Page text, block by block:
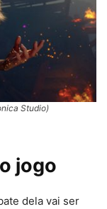
Studio)
jogo
dela vai ser